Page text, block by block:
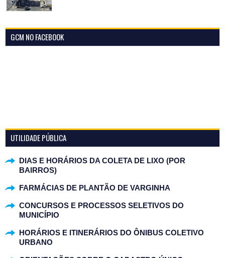
GCM NO FACEBOOK
UTILIDADE PÚBLICA
DIAS E HORÁRIOS DA COLETA DE LIXO (POR
BAIRROS)
FARMÁCIAS DE PLANTÃO DE VARGINHA
CONCURSOS E PROCESSOS SELETIVOS DO
MUNICÍPIO
HORÁRIOS E ITINERÁRIOS DO ÔNIBUS COLETIVO
URBANO